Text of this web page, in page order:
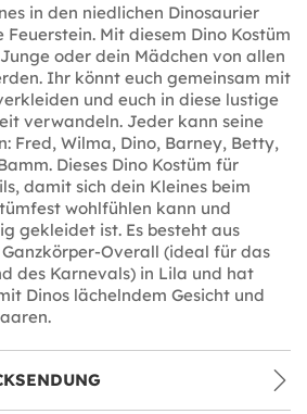
in den niedlichen Dinosaurier
Feuerstein. Mit diesem Dino Kostüm
oder dein Mädchen von allen
Ihr könnt euch gemeinsam mit
und euch in diese lustige
verwandeln. Jeder kann seine
Fred, Wilma, Dino, Barney, Betty,
Dieses Dino Kostüm für
damit sich dein Kleines beim
wohlfühlen kann und
gekleidet ist. Es besteht aus
Overall (ideal für das
des Karnevals) in Lila und hat
Dinos lächelndem Gesicht und